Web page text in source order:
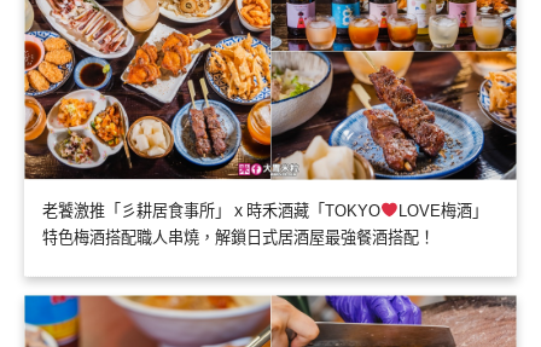
老饕激推「彡耕居食事所」ｘ時禾酒藏「TOKYO
LOVE梅酒」
特色梅酒搭配職人串燒，解鎖日式居酒屋最強餐酒搭配！